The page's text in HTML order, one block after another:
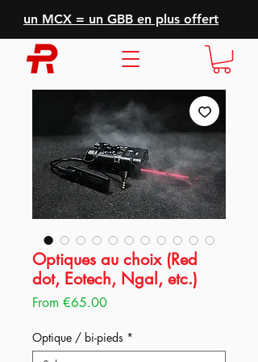
un MCX = un GBB en plus offert
Optiques au choix (Red
dot, Eotech, Ngal, etc.)
From €65.00Sale
Optique / bi-pieds *